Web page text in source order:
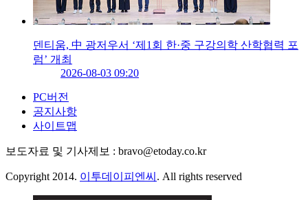
덴티움, 中 광저우서 ‘제1회 한·중 구강의학 산학협력 포
럼’ 개최
2026-08-03 09:20
PC버전
공지사항
사이트맵
보도자료 및 기사제보 : bravo@etoday.co.kr
Copyright 2014. 이투데이피엔씨 . All rights reserved